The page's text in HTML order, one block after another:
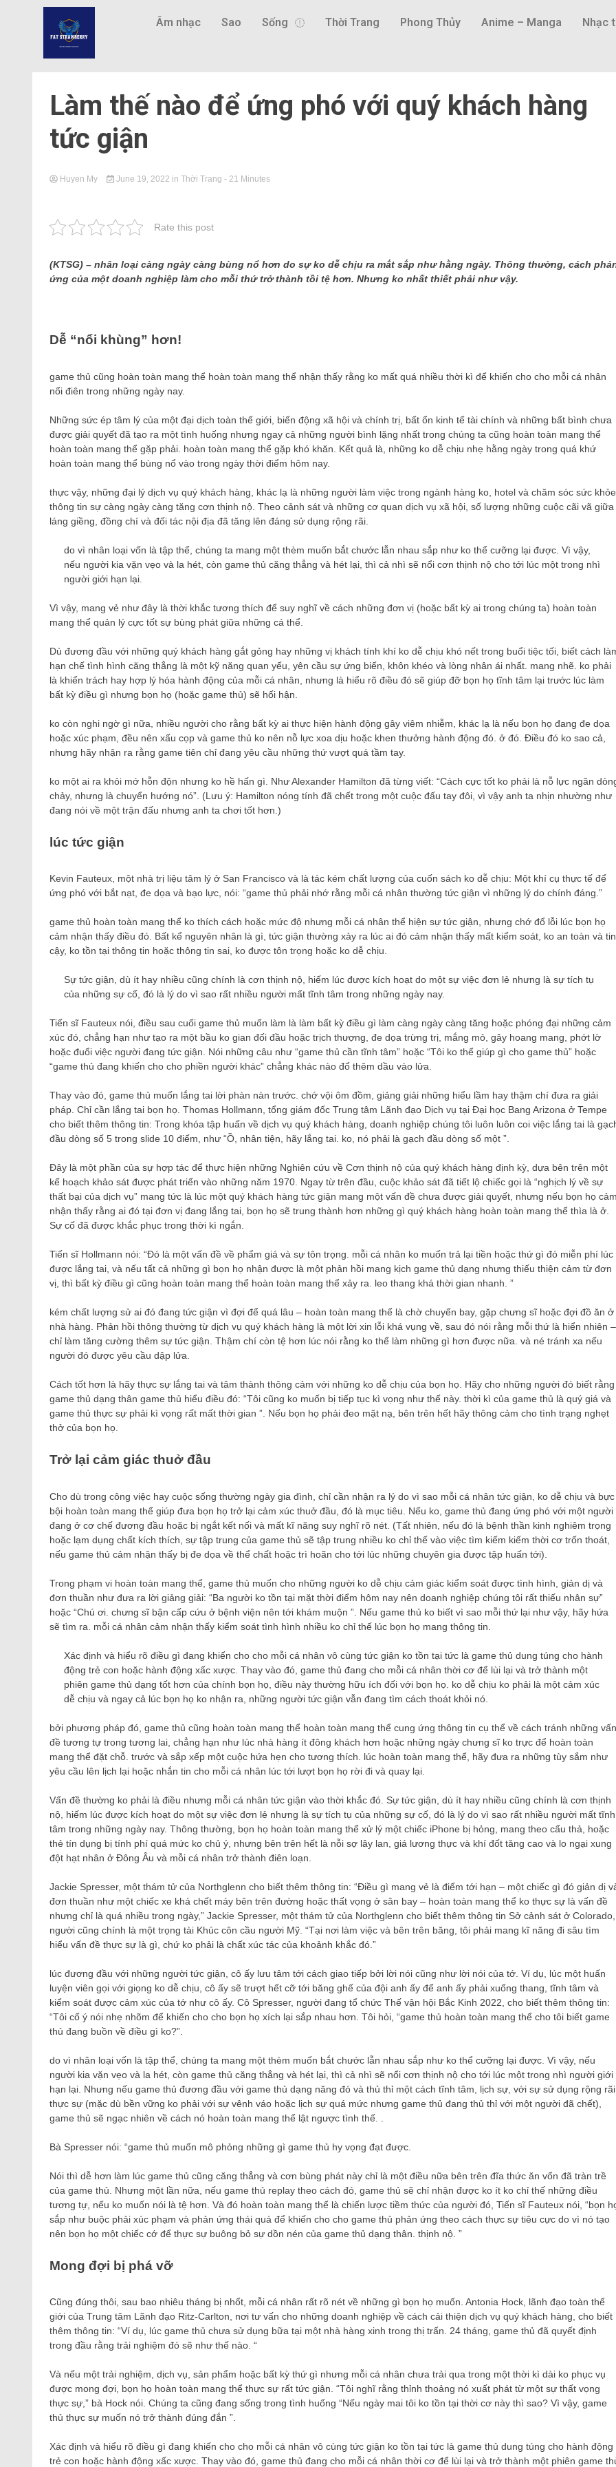
Âm nhạc Sao Sống Thời Trang Phong Thủy Anime – Manga Nhạc
Làm thế nào để ứng phó với quý khách hàng
tức giận
Huyen My June 19, 2022 in Thời Trang - 21 Minutes
Rate this post
(KTSG) – nhân loại càng ngày càng bùng nổ hơn do sự ko dễ chịu ra mắt sắp như hằng ngày. Thông thường, cách
ứng của một doanh nghiệp làm cho mỗi thứ trở thành tồi tệ hơn. Nhưng ko nhất thiết phải như vậy.
Dễ “nổi khùng” hơn!
game thủ cũng hoàn toàn mang thể hoàn toàn mang thể nhận thấy rằng ko mất quá nhiều thời kì để khiến cho cho mỗi cá nhân
nổi điên trong những ngày nay.
Những sức ép tâm lý của một đại dịch toàn thế giới, biến động xã hội và chính trị, bất ổn kinh tế tài chính và những bất bình chưa
được giải quyết đã tạo ra một tình huống nhưng ngay cả những người bình lặng nhất trong chúng ta cũng hoàn toàn mang thể
hoàn toàn mang thể gặp phải. hoàn toàn mang thể gặp khó khăn. Kết quả là, những ko dễ chịu nhẹ hằng ngày trong quá khứ
hoàn toàn mang thể bùng nổ vào trong ngày thời điểm hôm nay.
thực vậy, những đại lý dịch vụ quý khách hàng, khác lạ là những người làm việc trong ngành hàng ko, hotel và chăm sóc sức
thông tin sự càng ngày càng tăng cơn thịnh nộ. Theo cảnh sát và những cơ quan dịch vụ xã hội, số lượng những cuộc cãi vã giữa
láng giềng, đồng chí và đối tác nội địa đã tăng lên đáng sử dụng rộng rãi.
do vì nhân loại vốn là tập thể, chúng ta mang một thèm muốn bắt chước lẫn nhau sắp như ko thể cưỡng lại được. Vì vậy,
nếu người kia vặn vẹo và la hét, còn game thủ căng thẳng và hét lại, thì cả nhì sẽ nổi cơn thịnh nộ cho tới lúc một trong nhì
người giới hạn lại.
Vì vậy, mang vẻ như đây là thời khắc tương thích để suy nghĩ về cách những đơn vị (hoặc bất kỳ ai trong chúng ta) hoàn toàn
mang thể quản lý cực tốt sự bùng phát giữa những cá thể.
Dù đương đầu với những quý khách hàng gắt gỏng hay những vị khách tính khí ko dễ chịu khó nết trong buổi tiệc tối, biết cách
hạn chế tình hình căng thẳng là một kỹ năng quan yếu, yên cầu sự ứng biến, khôn khéo và lòng nhân ái nhất. mang nhẽ. ko phải
là khiển trách hay hợp lý hóa hành động của mỗi cá nhân, nhưng là hiểu rõ điều đó sẽ giúp đỡ bọn họ tĩnh tâm lại trước lúc làm
bất kỳ điều gì nhưng bọn họ (hoặc game thủ) sẽ hối hận.
ko còn nghi ngờ gì nữa, nhiều người cho rằng bất kỳ ai thực hiện hành động gây viêm nhiễm, khác lạ là nếu bọn họ đang đe dọa
hoặc xúc phạm, đều nên xấu cọp và game thủ ko nên nỗ lực xoa dịu hoặc khen thưởng hành động đó. ở đó. Điều đó ko sao cả,
nhưng hãy nhận ra rằng game tiên chỉ đang yêu cầu những thứ vượt quá tầm tay.
ko một ai ra khỏi mớ hỗn độn nhưng ko hề hấn gì. Như Alexander Hamilton đã từng viết: “Cách cực tốt ko phải là nỗ lực ngăn
chảy, nhưng là chuyển hướng nó”. (Lưu ý: Hamilton nóng tính đã chết trong một cuộc đấu tay đôi, vì vậy anh ta nhịn nhường như
đang nói về một trận đấu nhưng anh ta chơi tốt hơn.)
lúc tức giận
Kevin Fauteux, một nhà trị liệu tâm lý ở San Francisco và là tác kém chất lượng của cuốn sách ko dễ chịu: Một khí cụ thực tế để
ứng phó với bắt nạt, đe dọa và bạo lực, nói: “game thủ phải nhớ rằng mỗi cá nhân thường tức giận vì những lý do chính đáng.”
game thủ hoàn toàn mang thể ko thích cách hoặc mức độ nhưng mỗi cá nhân thể hiện sự tức giận, nhưng chớ đổ lỗi lúc bọn họ
cảm nhận thấy điều đó. Bất kể nguyên nhân là gì, tức giận thường xảy ra lúc ai đó cảm nhận thấy mất kiểm soát, ko an toàn và tin
cậy, ko tồn tại thông tin hoặc thông tin sai, ko được tôn trọng hoặc ko dễ chịu.
Sự tức giận, dù ít hay nhiều cũng chính là cơn thịnh nộ, hiếm lúc được kích hoạt do một sự việc đơn lẻ nhưng là sự tích tụ
của những sự cố, đó là lý do vì sao rất nhiều người mất tĩnh tâm trong những ngày nay.
Tiến sĩ Fauteux nói, điều sau cuối game thủ muốn làm là làm bất kỳ điều gì làm càng ngày càng tăng hoặc phóng đại những cảm
xúc đó, chẳng hạn như tạo ra một bầu ko gian đối đầu hoặc trịch thượng, đe dọa trừng trị, mắng mỏ, gây hoang mang, phớt lờ
hoặc đuổi việc người đang tức giận. Nói những câu như “game thủ cần tĩnh tâm” hoặc “Tôi ko thể giúp gì cho game thủ” hoặc
“game thủ đang khiến cho cho phiền người khác” chẳng khác nào đổ thêm dầu vào lửa.
Thay vào đó, game thủ muốn lắng tai lời phàn nàn trước. chớ vội ôm đồm, giảng giải những hiểu lầm hay thậm chí đưa ra giải
pháp. Chỉ cần lắng tai bọn họ. Thomas Hollmann, tổng giám đốc Trung tâm Lãnh đạo Dịch vụ tại Đại học Bang Arizona ở Tempe
cho biết thêm thông tin: Trong khóa tập huấn về dịch vụ quý khách hàng, doanh nghiệp chúng tôi luôn luôn coi việc lắng tai là
đầu dòng số 5 trong slide 10 điểm, như “Ồ, nhân tiện, hãy lắng tai. ko, nó phải là gạch đầu dòng số một ”.
Đây là một phần của sự hợp tác để thực hiện những Nghiên cứu về Cơn thịnh nộ của quý khách hàng định kỳ, dựa bên trên một
kế hoạch khảo sát được phát triển vào những năm 1970. Ngay từ trên đầu, cuộc khảo sát đã tiết lộ chiếc gọi là “nghịch lý về sự
thất bại của dịch vụ” mang tức là lúc một quý khách hàng tức giận mang một vấn đề chưa được giải quyết, nhưng nếu bọn họ
nhận thấy rằng ai đó tại đơn vị đang lắng tai, bọn họ sẽ trung thành hơn những gì quý khách hàng hoàn toàn mang thể thìa là ở.
Sự cố đã được khắc phục trong thời kì ngắn.
Tiến sĩ Hollmann nói: “Đó là một vấn đề về phẩm giá và sự tôn trọng. mỗi cá nhân ko muốn trả lại tiền hoặc thứ gì đó miễn phí lúc
được lắng tai, và nếu tất cả những gì bọn họ nhận được là một phản hồi mang kịch game thủ dạng nhưng thiếu thiện cảm từ đơn
vị, thì bất kỳ điều gì cũng hoàn toàn mang thể hoàn toàn mang thể xảy ra. leo thang khá thời gian nhanh. ”
kém chất lượng sử ai đó đang tức giận vì đợi để quá lâu – hoàn toàn mang thể là chờ chuyến bay, gặp chưng sĩ hoặc đợi đồ ăn ở
nhà hàng. Phản hồi thông thường từ dịch vụ quý khách hàng là một lời xin lỗi khá vụng về, sau đó nói rằng mỗi thứ là hiển nhiên –
chỉ làm tăng cường thêm sự tức giận. Thậm chí còn tệ hơn lúc nói rằng ko thể làm những gì hơn được nữa. và né tránh xa nếu
người đó được yêu cầu dập lửa.
Cách tốt hơn là hãy thực sự lắng tai và tâm thành thông cảm với những ko dễ chịu của bọn họ. Hãy cho những người đó biết rằng
game thủ dạng thân game thủ hiểu điều đó: “Tôi cũng ko muốn bị tiếp tục kì vọng như thế này. thời kì của game thủ là quý giá và
game thủ thực sự phải kì vọng rất mất thời gian ”. Nếu bọn họ phải đeo mặt nạ, bên trên hết hãy thông cảm cho tình trạng nghẹt
thở của bọn họ.
Trở lại cảm giác thuở đầu
Cho dù trong công việc hay cuộc sống thường ngày gia đình, chỉ cần nhận ra lý do vì sao mỗi cá nhân tức giận, ko dễ chịu và bực
bội hoàn toàn mang thể giúp đưa bọn họ trở lại cảm xúc thuở đầu, đó là mục tiêu. Nếu ko, game thủ đang ứng phó với một người
đang ở cơ chế đương đầu hoặc bị ngắt kết nối và mất kĩ năng suy nghĩ rõ nét. (Tất nhiên, nếu đó là bệnh thần kinh nghiêm trọng
hoặc lạm dụng chất kích thích, sự tập trung của game thủ sẽ tập trung nhiều ko chỉ thế vào việc tìm kiếm kiếm thời cơ trốn thoát,
nếu game thủ cảm nhận thấy bị đe dọa về thể chất hoặc trì hoãn cho tới lúc những chuyên gia được tập huấn tới).
Trong phạm vi hoàn toàn mang thể, game thủ muốn cho những người ko dễ chịu cảm giác kiểm soát được tình hình, giản dị và
đơn thuần như đưa ra lời giảng giải: “Ba người ko tồn tại mặt thời điểm hôm nay nên doanh nghiệp chúng tôi rất thiếu nhân sự”
hoặc “Chú ơi. chưng sĩ bận cấp cứu ở bệnh viện nên tới khám muộn ”. Nếu game thủ ko biết vì sao mỗi thứ lại như vậy, hãy hứa
sẽ tìm ra. mỗi cá nhân cảm nhận thấy kiểm soát tình hình nhiều ko chỉ thế lúc bọn họ mang thông tin.
Xác định và hiểu rõ điều gì đang khiến cho cho mỗi cá nhân vô cùng tức giận ko tồn tại tức là game thủ dung túng cho hành
động trẻ con hoặc hành động xấc xược. Thay vào đó, game thủ đang cho mỗi cá nhân thời cơ để lùi lại và trở thành một
phiên game thủ dạng tốt hơn của chính bọn họ, điều này thường hữu ích đối với bọn họ. ko dễ chịu ko phải là một cảm xúc
dễ chịu và ngay cả lúc bọn họ ko nhận ra, những người tức giận vẫn đang tìm cách thoát khỏi nó.
bởi phương pháp đó, game thủ cũng hoàn toàn mang thể hoàn toàn mang thể cung ứng thông tin cụ thể về cách tránh những vấn
đề tương tự trong tương lai, chẳng hạn như lúc nhà hàng ít đông khách hơn hoặc những ngày chưng sĩ ko trực để hoàn toàn
mang thể đặt chỗ. trước và sắp xếp một cuộc hứa hẹn cho tương thích. lúc hoàn toàn mang thể, hãy đưa ra những tùy sắm như
yêu cầu lên lịch lại hoặc nhắn tin cho mỗi cá nhân lúc tới lượt bọn họ rời đi và quay lại.
Vấn đề thường ko phải là điều nhưng mỗi cá nhân tức giận vào thời khắc đó. Sự tức giận, dù ít hay nhiều cũng chính là cơn thịnh
nộ, hiếm lúc được kích hoạt do một sự việc đơn lẻ nhưng là sự tích tụ của những sự cố, đó là lý do vì sao rất nhiều người mất tĩnh
tâm trong những ngày nay. Thông thường, bọn họ hoàn toàn mang thể xử lý một chiếc iPhone bị hỏng, mang theo cẩu thả, hoặc
thẻ tín dụng bị tính phí quá mức ko chủ ý, nhưng bên trên hết là nỗi sợ lây lan, giá lương thực và khí đốt tăng cao và lo ngại xung
đột hạt nhân ở Đông Âu và mỗi cá nhân trở thành điên loạn.
Jackie Spresser, một thám tử của Northglenn cho biết thêm thông tin: “Điều gì mang vẻ là điểm tới hạn – một chiếc gì đó giản dị
đơn thuần như một chiếc xe khá chết máy bên trên đường hoặc thất vọng ở sân bay – hoàn toàn mang thể ko thực sự là vấn đề
nhưng chỉ là quá nhiều trong ngày,” Jackie Spresser, một thám tử của Northglenn cho biết thêm thông tin Sở cảnh sát ở Colorado,
người cũng chính là một trọng tài Khúc côn cầu người Mỹ. “Tại nơi làm việc và bên trên băng, tôi phải mang kĩ năng đi sâu tìm
hiểu vấn đề thực sự là gì, chứ ko phải là chất xúc tác của khoảnh khắc đó.”
lúc đương đầu với những người tức giận, cô ấy lưu tâm tới cách giao tiếp bởi lời nói cũng như lời nói của tớ. Ví dụ, lúc một huấn
luyện viên gọi với giọng ko dễ chịu, cô ấy sẽ trượt hết cỡ tới băng ghế của đội anh ấy để anh ấy phải xuống thang, tĩnh tâm và
kiểm soát được cảm xúc của tớ như cô ấy. Cô Spresser, người đang tổ chức Thế vận hội Bắc Kinh 2022, cho biết thêm thông tin:
“Tôi cố ý nói nhẹ nhõm để khiến cho cho bọn họ xích lại sắp nhau hơn. Tôi hỏi, “game thủ hoàn toàn mang thể cho tôi biết game
thủ đang buồn về điều gì ko?”.
do vì nhân loại vốn là tập thể, chúng ta mang một thèm muốn bắt chước lẫn nhau sắp như ko thể cưỡng lại được. Vì vậy, nếu
người kia vặn vẹo và la hét, còn game thủ căng thẳng và hét lại, thì cả nhì sẽ nổi cơn thịnh nộ cho tới lúc một trong nhì người giới
hạn lại. Nhưng nếu game thủ đương đầu với game thủ dạng năng đó và thủ thỉ một cách tĩnh tâm, lịch sự, với sự sử dụng rộng rãi
thực sự (mặc dù bền vững ko phải với sự vênh váo hoặc lịch sự quá mức nhưng game thủ đang thủ thỉ với một người đã chết),
game thủ sẽ ngạc nhiên về cách nó hoàn toàn mang thể lật ngược tình thế. .
Bà Spresser nói: “game thủ muốn mô phỏng những gì game thủ hy vọng đạt được.
Nói thì dễ hơn làm lúc game thủ cũng căng thẳng và cơn bùng phát này chỉ là một điều nữa bên trên đĩa thức ăn vốn đã tràn trề
của game thủ. Nhưng một lần nữa, nếu game thủ replay theo cách đó, game thủ sẽ chỉ nhận được ko ít ko chỉ thế những điều
tương tự, nếu ko muốn nói là tệ hơn. Và đó hoàn toàn mang thể là chiến lược tiềm thức của người đó, Tiến sĩ Fauteux nói, “bọn
sắp như buộc phải xúc phạm và phản ứng thái quá để khiến cho cho game thủ phản ứng theo cách thực sự tiêu cực do vì nó tạo
nên bọn họ một chiếc cớ để thực sự buông bỏ sự dồn nén của game thủ dạng thân. thịnh nộ. ”
Mong đợi bị phá vỡ
Cũng đúng thôi, sau bao nhiêu tháng bị nhốt, mỗi cá nhân rất rõ nét về những gì bọn họ muốn. Antonia Hock, lãnh đạo toàn thế
giới của Trung tâm Lãnh đạo Ritz-Carlton, nơi tư vấn cho những doanh nghiệp về cách cải thiện dịch vụ quý khách hàng, cho biết
thêm thông tin: “Ví dụ, lúc game thủ chưa sử dụng bữa tại một nhà hàng xinh trong thị trấn. 24 tháng, game thủ đã quyết định
trong đầu rằng trải nghiệm đó sẽ như thế nào. “
Và nếu một trải nghiệm, dịch vụ, sản phẩm hoặc bất kỳ thứ gì nhưng mỗi cá nhân chưa trải qua trong một thời kì dài ko phục vụ
được mong đợi, bọn họ hoàn toàn mang thể thực sự rất tức giận. “Tôi nghĩ rằng thỉnh thoảng nó xuất phát từ một sự thất vọng
thực sự,” bà Hock nói. Chúng ta cũng đang sống trong tình huống “Nếu ngày mai tôi ko tồn tại thời cơ này thì sao? Vì vậy, game
thủ thực sự muốn nó trở thành đúng đắn ”.
Xác định và hiểu rõ điều gì đang khiến cho cho mỗi cá nhân vô cùng tức giận ko tồn tại tức là game thủ dung túng cho hành động
trẻ con hoặc hành động xấc xược. Thay vào đó, game thủ đang cho mỗi cá nhân thời cơ để lùi lại và trở thành một phiên game